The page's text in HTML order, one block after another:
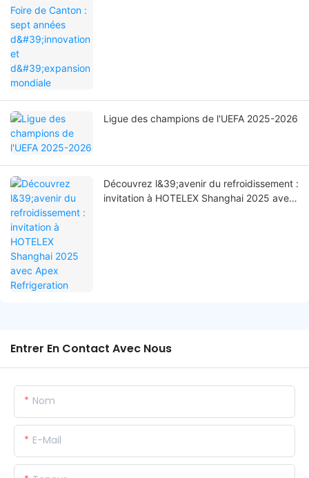
Ligue des champions de l'UEFA 2025-2026
Découvrez l&39;avenir du refroidissement :
invitation à HOTELEX Shanghai 2025 avec
Entrer En Contact Avec Nous
Nom
E-Mail